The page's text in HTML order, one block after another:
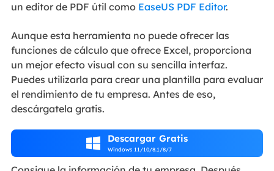
un editor de PDF útil comoEaseUS PDF Editor.
Aunque esta herramienta no puede ofrecer las
funciones de cálculo que ofrece Excel, proporciona
un mejor efecto visual con su sencilla interfaz.
Puedes utilizarla para crear una plantilla para evaluar
el rendimiento de tu empresa. Antes de eso,
descárgatela gratis.
 Descargar Gratis
Windows 11/10/8.1/8/7